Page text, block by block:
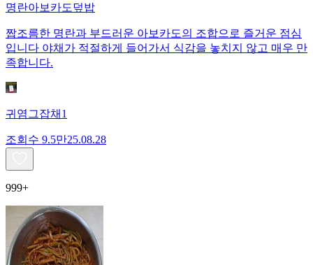
명란아보카도덮밥
짭조름한 명란과 부드러운 아보카도의 조합으로 즐거운 점심
입니다 야채가 적절하게 들어가서 식감을 놓치지 않고 매우 만
족합니다.
귀염그잡채1
조회수 9.5만25.08.28
999+